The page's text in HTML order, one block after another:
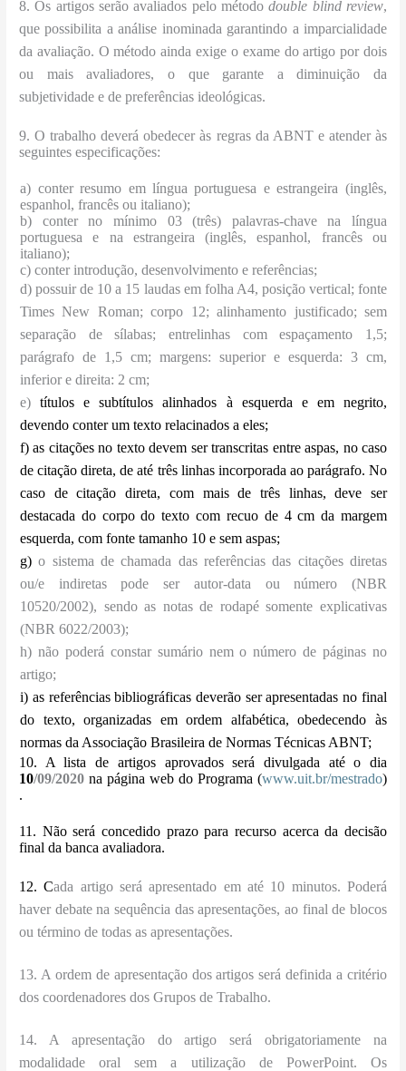
8. Os artigos serão avaliados pelo métododouble blind review,
que possibilita a análise inominada garantindo a imparcialidade
da avaliação. O método ainda exige o exame do artigo por dois
ou mais avaliadores, o que garante a diminuição da
subjetividade e de preferências ideológicas.
9. O trabalho deverá obedecer às regras da ABNT e atender às
seguintes especificações:
a) conter resumo em língua portuguesa e estrangeira (inglês,
espanhol, francês ou italiano);
b) conter no mínimo 03 (três) palavras-chave na língua
portuguesa e na estrangeira (inglês, espanhol, francês ou
italiano);
c) conter introdução, desenvolvimento e referências;
d) possuir de 10 a 15 laudas em folha A4, posição vertical; fonte
Times New Roman; corpo 12; alinhamento justificado; sem
separação de sílabas; entrelinhas com espaçamento 1,5;
parágrafo de 1,5 cm; margens: superior e esquerda: 3 cm,
inferior e direita: 2 cm;
e)títulos e subtítulos alinhados à esquerda e em negrito,
devendo conter um texto relacinados a eles;
f) as citações no texto devem ser transcritas entre aspas, no caso
de citação direta, de até três linhas incorporada ao parágrafo. No
caso de citação direta, com mais de três linhas, deve ser
destacada do corpo do texto com recuo de 4 cm da margem
esquerda, com fonte tamanho 10 e sem aspas;
g)o sistema de chamada das referências das citações diretas
ou/e indiretas pode ser autor-data ou número (NBR
10520/2002), sendo as notas de rodapé somente explicativas
(NBR 6022/2003);
h) não poderá constar sumário nem o número de páginas no
artigo;
i) as referências bibliográficas deverão ser apresentadas no final
do texto, organizadas em ordem alfabética, obedecendo às
normas da Associação Brasileira de Normas Técnicas ABNT;
10. A lista de artigos aprovados será divulgada até o dia
10/09/2020 na página web do Programa (www.uit.br/mestrado)
.
11. Não será concedido prazo para recurso acerca da decisão
final da banca avaliadora.
12. Cada artigo será apresentado em até 10 minutos. Poderá
haver debate na sequência das apresentações, ao final de blocos
ou término de todas as apresentações.
13. A ordem de apresentação dos artigos será definida a critério
dos coordenadores dos Grupos de Trabalho.
14. A apresentação do artigo será obrigatoriamente na
modalidade oral sem a utilização de PowerPoint. Os